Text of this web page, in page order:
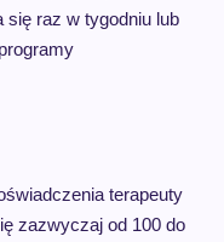
raz w tygodniu lub
terapeuty
zazwyczaj od 100 do